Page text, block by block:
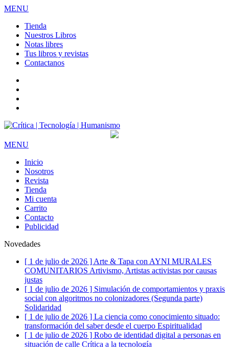
MENU
Tienda
Nuestros Libros
Notas libres
Tus libros y revistas
Contactanos
MENU
Inicio
Nosotros
Revista
Tienda
Mi cuenta
Carrito
Contacto
Publicidad
Novedades
[ 1 de julio de 2026 ] Arte & Tapa con AYNI MURALES
COMUNITARIOS Artivismo, Artistas activistas por causas
justas
[ 1 de julio de 2026 ] Simulación de comportamientos y praxis
social con algoritmos no colonizadores (Segunda parte)
Solidaridad
[ 1 de julio de 2026 ] La ciencia como conocimiento situado:
transformación del saber desde el cuerpo Espiritualidad
[ 1 de julio de 2026 ] Robo de identidad digital a personas en
situación de calle Crítica a la tecnología